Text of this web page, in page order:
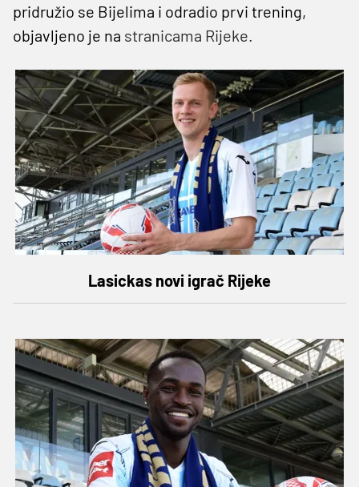
pridružio se Bijelima i odradio prvi trening,
objavljeno je na stranicama Rijeke.
Lasickas novi igrač Rijeke